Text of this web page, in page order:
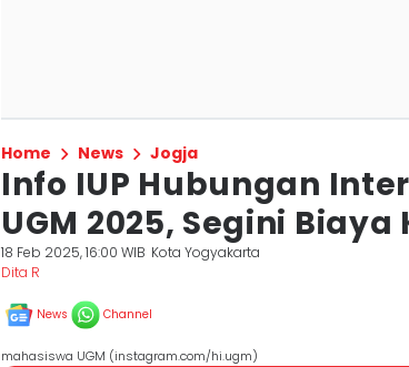
Home News Jogja
Info IUP Hubungan
UGM 2025, Segini
18 Feb 2025, 16:00 WIB Kota Yogyakarta
Dita R
News Channel
mahasiswa UGM (instagram.com/hi.ugm)